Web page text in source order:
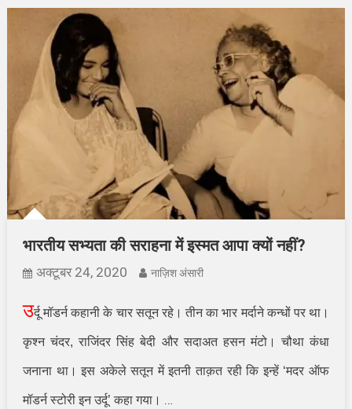
भारतीय सभ्यता की सराहना में इस्मत आपा क्यों नहीं?
अक्टूबर 24, 2020 नाज़िश अंसारी
उर्दू मॉडर्न कहानी के चार सतून रहे। तीन का भार मर्दाने कन्धों पर था।
कृश्न चंदर, राजिंदर सिंह बेदी और सदाअत हसन मंटो। चौथा कंधा
जनाना था। इस अकेले सतून में इतनी ताक़त रही कि इन्हें ‘मदर ऑफ
मॉडर्न स्टोरी इन उर्दू’ कहा गया। …